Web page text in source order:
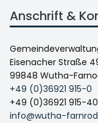
Anschrift &
Eisenacher Straße
99848 Wutha-
+49 (0)36921 915-0
+49 (0)36921 915-40
info@wutha-